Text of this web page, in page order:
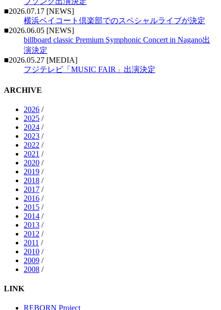
■2026.07.17 [NEWS]
横浜ベイコート倶楽部でのスペシャルライブが決定
■2026.06.05 [NEWS]
billboard classic Premium Symphonic Concert in Nagano出
演決定
■2026.05.27 [MEDIA]
フジテレビ「MUSIC FAIR」出演決定
ARCHIVE
2026 /
2025 /
2024 /
2023 /
2022 /
2021 /
2020 /
2019 /
2018 /
2017 /
2016 /
2015 /
2014 /
2013 /
2012 /
2011 /
2010 /
2009 /
2008 /
LINK
REBORN Project